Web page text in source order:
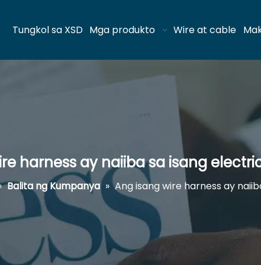
Tungkol sa XSD Mga produkto Wire at cable
harness ay naiiba sa isang
Balita ng Kumpanya » Ang isang wire harness ay